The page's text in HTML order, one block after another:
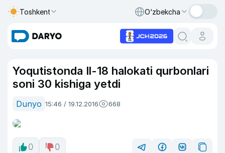
Toshkent O‘zbekcha
Yoqutistonda Il-18 halokati qurbonlari
soni 30 kishiga yetdi
Dunyo 15:46 / 19.12.2016 668
0 0